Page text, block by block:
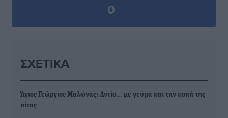
0
ΣΧΕΤΙΚΆ
Άγιος Γεώργιος Μαλώνας: Αντίο… με γεύμα και την κοπή της
πίτας